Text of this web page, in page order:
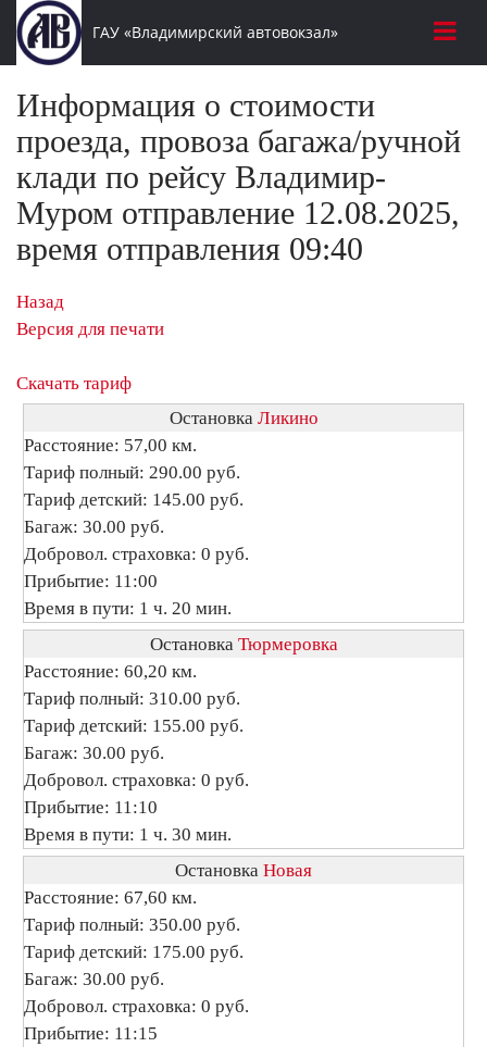
ГАУ «Владимирский автовокзал»
Информация о стоимости
проезда, провоза багажа/ручной
клади по рейсу Владимир-
Муром отправление 12.08.2025,
время отправления 09:40
Назад
Версия для печати
Скачать тариф
Остановка Ликино
Расстояние: 57,00 км.
Тариф полный: 290.00 руб.
Тариф детский: 145.00 руб.
Багаж: 30.00 руб.
Добровол. страховка: 0 руб.
Прибытие: 11:00
Время в пути: 1 ч. 20 мин.
Остановка Тюрмеровка
Расстояние: 60,20 км.
Тариф полный: 310.00 руб.
Тариф детский: 155.00 руб.
Багаж: 30.00 руб.
Добровол. страховка: 0 руб.
Прибытие: 11:10
Время в пути: 1 ч. 30 мин.
Остановка Новая
Расстояние: 67,60 км.
Тариф полный: 350.00 руб.
Тариф детский: 175.00 руб.
Багаж: 30.00 руб.
Добровол. страховка: 0 руб.
Прибытие: 11:15